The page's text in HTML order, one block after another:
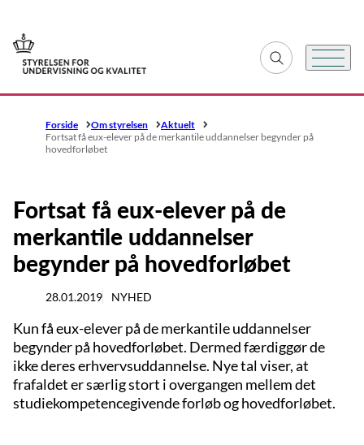
Gå til forsiden Fold søgefelt ud
Menu
Forside Om styrelsen
Aktuelt
Fortsat få eux-elever på de merkantile uddannelser begynder på
hovedforløbet
Fortsat få eux-elever på de
merkantile uddannelser
begynder på hovedforløbet
28.01.2019 NYHED
Kun få eux-elever på de merkantile uddannelser
begynder på hovedforløbet. Dermed færdiggør de
ikke deres erhvervsuddannelse. Nye tal viser, at
frafaldet er særlig stort i overgangen mellem det
studiekompetencegivende forløb og hovedforløbet.